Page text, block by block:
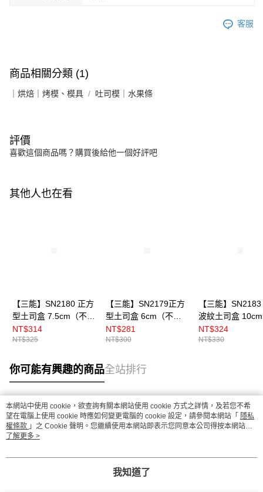
客服
商品相關分類 (1)
｜烘焙｜烤模、模具 吐司模｜水果條
評價
喜歡這個商品嗎？購買後給他一個好評吧
其他人也在看
【三能】SN2180 正方
型土司盒 7.5cm（不
沾）
NT$314
NT$325
【三能】SN2179正方
型土司盒 6cm（不
沾）
NT$281
NT$300
【三能】
波紋土司盒
沾）
NT$324
NT$330
你可能有興趣的商品全站排行
熱門標籤
本網站中使用 cookie，欲查詢有關本網站使用 cookie 方式之詳情，及若您不希
望在電腦上使用 cookie 時應如何變更電腦的 cookie 設定，請參閱本網站「 隱私
權條款 」之 Cookie 聲明。您繼續使用本網站即表示您同意本公司得按本網站使
用條款之 Cookie 聲明使用 cookie。
了解更多 >
我知道了